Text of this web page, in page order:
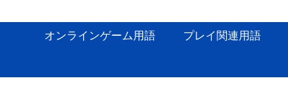
オンラインゲーム用語 プレイ関連用語